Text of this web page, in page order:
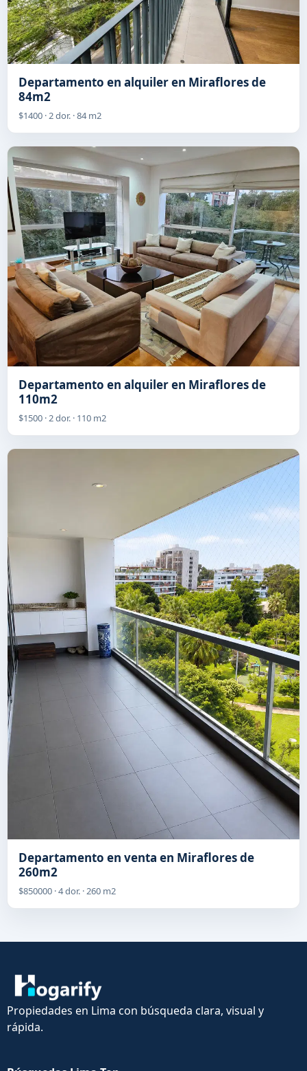
Departamento en alquiler en Miraflores de
84m2
$1400 · 2 dor. · 84 m2
Departamento en alquiler en Miraflores de
110m2
$1500 · 2 dor. · 110 m2
Departamento en venta en Miraflores de
260m2
$850000 · 4 dor. · 260 m2
Propiedades en Lima con búsqueda clara, visual y
rápida.